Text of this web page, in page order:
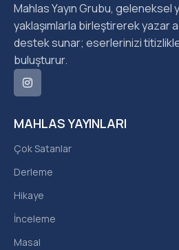
MAHLAS YAYINLARI
Çok Satanlar
Derleme
Hikaye
İnceleme
Masal
Mahlas Yayın Grubu, geleneksel
yaklaşımlarla birleştirerek yazar
destek sunar; eserlerinizi
buluşturur.